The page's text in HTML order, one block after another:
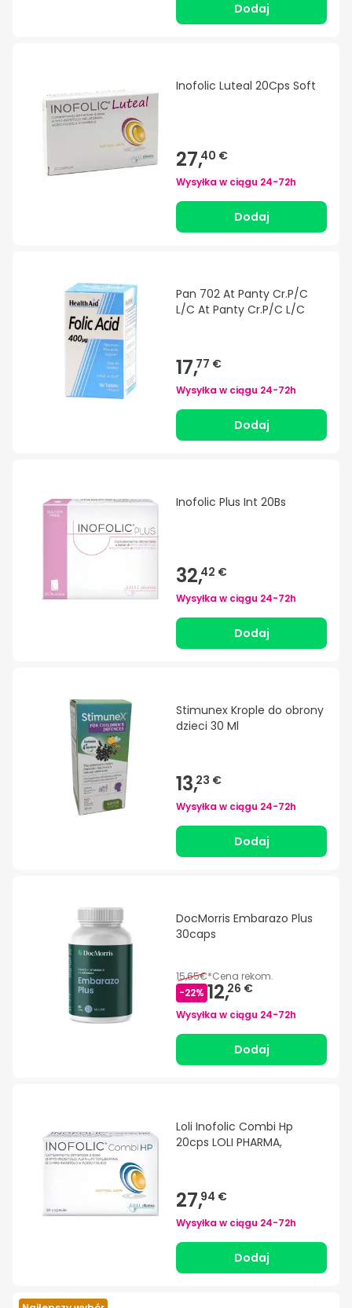
Dodaj
Inofolic Luteal 20Cps Soft
27,40 €
Wysyłka w ciągu 24-72h
Dodaj
Pan 702 At Panty Cr.P/C
L/C At Panty Cr.P/C L/C
17,77 €
Wysyłka w ciągu 24-72h
Dodaj
Inofolic Plus Int 20Bs
32,42 €
Wysyłka w ciągu 24-72h
Dodaj
Stimunex Krople do obrony
dzieci 30 Ml
13,23 €
Wysyłka w ciągu 24-72h
Dodaj
DocMorris Embarazo Plus
30caps
15,65€*Cena rekom.
-22% 12,26 €
Wysyłka w ciągu 24-72h
Dodaj
Loli Inofolic Combi Hp
20cps LOLI PHARMA,
27,94 €
Wysyłka w ciągu 24-72h
Dodaj